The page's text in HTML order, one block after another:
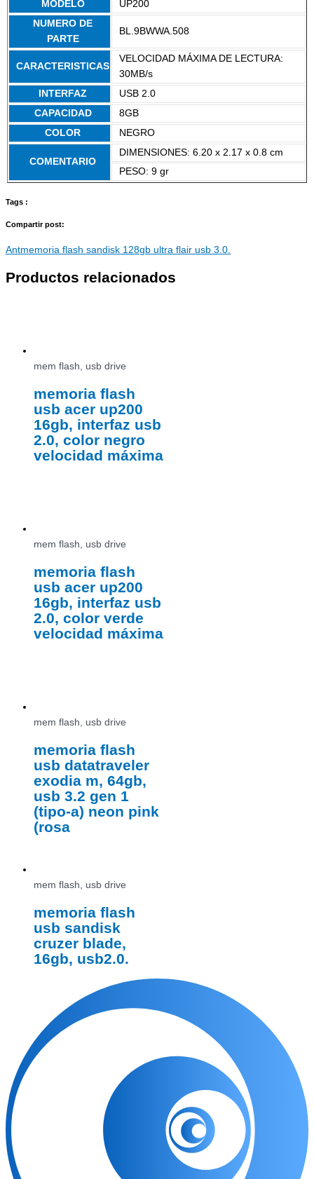
MODELO
UP200
NUMERO DE
PARTE
BL.9BWWA.508
CARACTERISTICAS
VELOCIDAD MÁXIMA DE LECTURA:
30MB/s
INTERFAZ
USB 2.0
CAPACIDAD
8GB
COLOR
NEGRO
COMENTARIO
DIMENSIONES: 6.20 x 2.17 x 0.8 cm
PESO: 9 gr
Tags :
Compartir post:
Antmemoria flash sandisk 128gb ultra flair usb 3.0.
Productos relacionados
mem flash, usb drive
memoria flash
usb acer up200
16gb, interfaz usb
2.0, color negro
velocidad máxima
mem flash, usb drive
memoria flash
usb acer up200
16gb, interfaz usb
2.0, color verde
velocidad máxima
mem flash, usb drive
memoria flash
usb datatraveler
exodia m, 64gb,
usb 3.2 gen 1
(tipo-a) neon pink
(rosa
mem flash, usb drive
memoria flash
usb sandisk
cruzer blade,
16gb, usb2.0.